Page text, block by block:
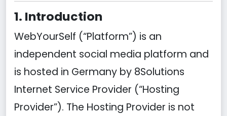
1. Introduction
WebYourSelf (“Platform”) is an
independent social media platform and
is hosted in Germany by 8Solutions
Internet Service Provider (“Hosting
Provider”). The Hosting Provider is not